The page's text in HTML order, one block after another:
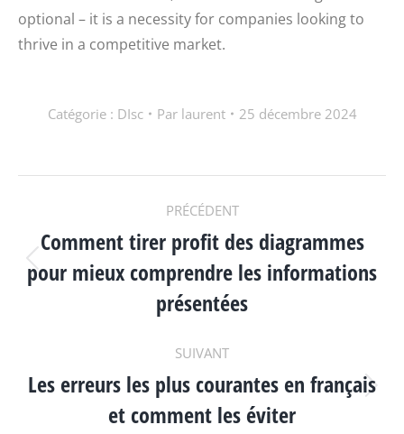
optional – it is a necessity for companies looking to
thrive in a competitive market.
Catégorie : DIsc Par laurent 25 décembre 2024
NAVIGATION
ARTICLE
PRÉCÉDENT
Article
précédent
Comment tirer profit des diagrammes
pour mieux comprendre les informations
présentées
SUIVANT
Article
suivant
Les erreurs les plus courantes en français
et comment les éviter